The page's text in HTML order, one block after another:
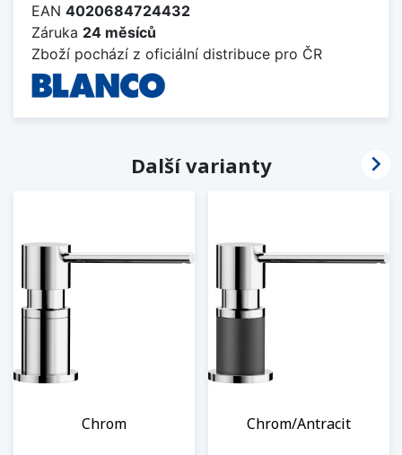
EAN 4020684724432
Záruka 24 měsíců
Zboží pochází z oficiální distribuce pro ČR
Další varianty
Chrom Chrom/Antracit
